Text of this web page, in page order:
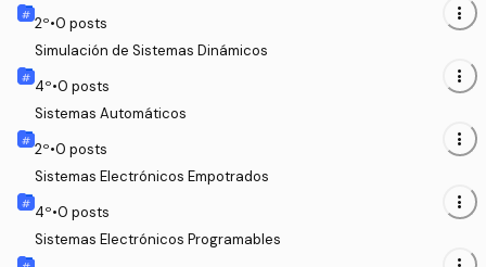
2º•0 posts more_vert
Simulación de Sistemas Dinámicos
4º•0 posts more_vert
Sistemas Automáticos
2º•0 posts more_vert
Sistemas Electrónicos Empotrados
4º•0 posts more_vert
Sistemas Electrónicos Programables